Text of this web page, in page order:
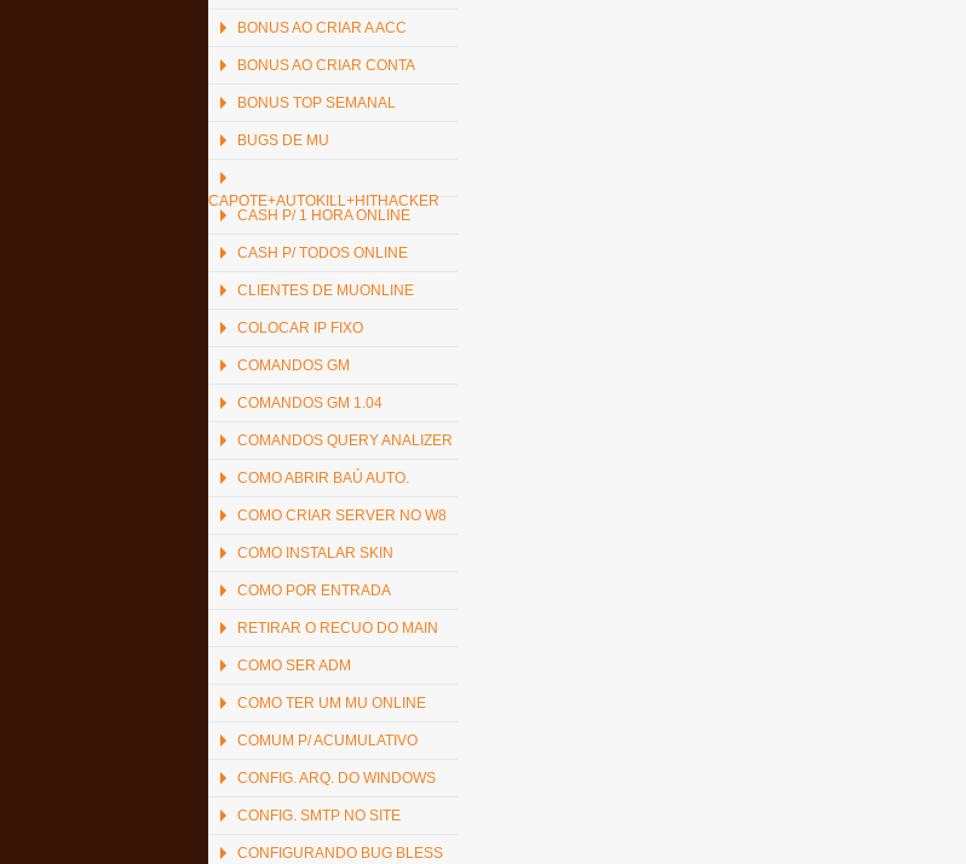
BONUS AO CRIAR A ACC
BONUS AO CRIAR CONTA
BONUS TOP SEMANAL
BUGS DE MU
CAPOTE+AUTOKILL+HITHACKER
CASH P/ 1 HORA ONLINE
CASH P/ TODOS ONLINE
CLIENTES DE MUONLINE
COLOCAR IP FIXO
COMANDOS GM
COMANDOS GM 1.04
COMANDOS QUERY ANALIZER
COMO ABRIR BAÚ AUTO.
COMO CRIAR SERVER NO W8
COMO INSTALAR SKIN
COMO POR ENTRADA
RETIRAR O RECUO DO MAIN
COMO SER ADM
COMO TER UM MU ONLINE
COMUM P/ ACUMULATIVO
CONFIG. ARQ. DO WINDOWS
CONFIG. SMTP NO SITE
CONFIGURANDO BUG BLESS